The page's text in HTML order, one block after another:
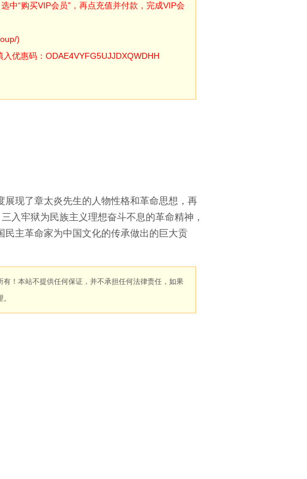
中“购买VIP会员”，再点充值并付款，完成VIP会
)
优惠码：ODAE4VYFG5UJJDXQWDHH
现了章太炎先生的人物性格和革命思想，再
入牢狱为民族主义理想奋斗不息的革命精神，
民主革命家为中国文化的传承做出的巨大贡
！本站不提供任何保证，并不承担任何法律责任，如果